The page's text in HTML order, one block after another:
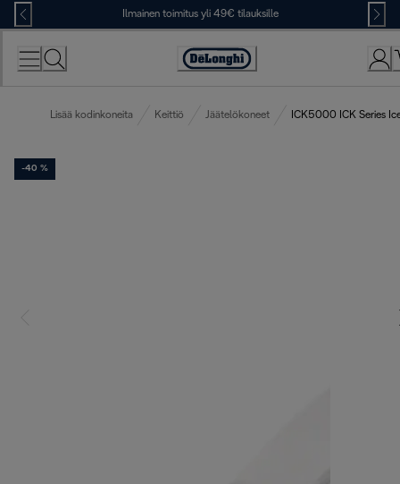
Skip
to
Content
Ilmainen toimitus yli 49€ tilauksille
Accessibility
Lisää kodinkoneita Keittiö Jäätelökoneet ICK5000 ICK Series
-40 %